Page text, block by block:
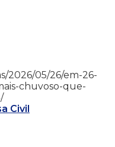
2026/05/26/em-26-
chuvoso-que-
Civil